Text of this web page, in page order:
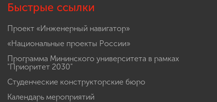
Быстрые ссылки
Проект «Инженерный навигатор»
«Национальные проекты России»
Программа Мининского университета в рамках
"Приоритет 2030"
Студенческие конструкторские бюро
Календарь мероприятий